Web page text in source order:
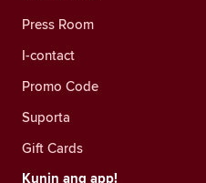
Press Room
I-contact
Promo Code
Suporta
Gift Cards
Kunin ang app!